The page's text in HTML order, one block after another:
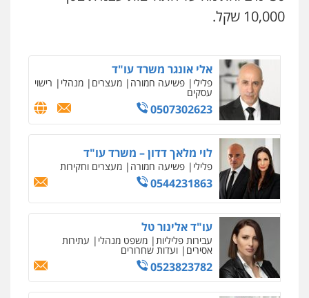
סמים רכוש
0548009246
עו"ד אלון ארז
פלילי צבאי סמים אלימות במשפחה צווארון
לבן
0507368203
שחר לדובסקי, עו"ד
פלילי מעצרים וחקירות עבירות המתה עורכי
דין לענייני אסירים
0507913332
עו"ד איהאב ג'לג'ולי
פלילי מעצרים וחקירות עורכי דין לענייני
אסירים
10,000 שקל.
פלילי מעצרים וחקירות סמים עבירות מין
אלי אונגר משרד עו"ד
פלילי פשיעה חמורה מעצרים מנהלי רישוי
עסקים
0507302623
לוי מלאך דדון – משרד עו"ד
פלילי פשיעה חמורה מעצרים וחקירות
0544231863
עו"ד אלינור טל
עבירות פליליות משפט מנהלי עתירות
אסירים ועדות שחרורים
0523823782